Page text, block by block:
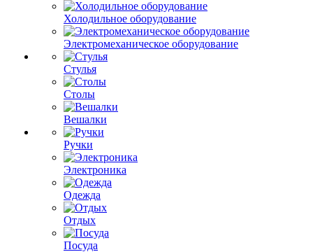
Холодильное оборудование
Электромеханическое оборудование
Стулья
Столы
Вешалки
Ручки
Электроника
Одежда
Отдых
Посуда